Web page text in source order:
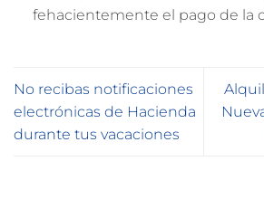
fehacientemente el pago de la
No recibas notificaciones
electrónicas de Hacienda
durante tus vacaciones